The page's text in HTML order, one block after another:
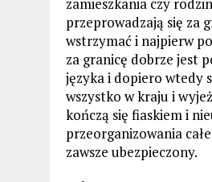
przeprowadzają się za
wstrzymać i najpierw
za granicę dobrze jest
języka i dopiero wtedy
wszystko w kraju i
kończą się fiaskiem i
przeorganizowania
zawsze ubezpieczony.